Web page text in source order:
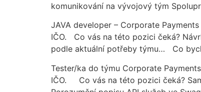
komunikování na vývojový tým
JAVA developer – Corporate
IČO. Co vás na této pozici čeká?
podle aktuální potřeby týmu… Co
Tester/ka do týmu Corporate
IČO. Co vás na této pozici čeká?